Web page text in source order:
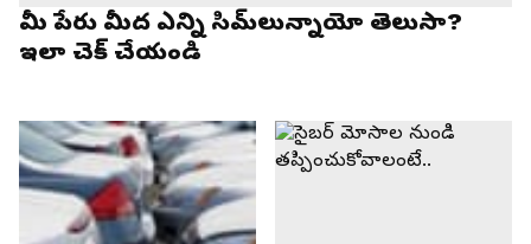
మీ పేరు మీద ఎన్ని సిమ్‌లున్నాయో తెలుసా?
ఇలా చెక్ చేయండి